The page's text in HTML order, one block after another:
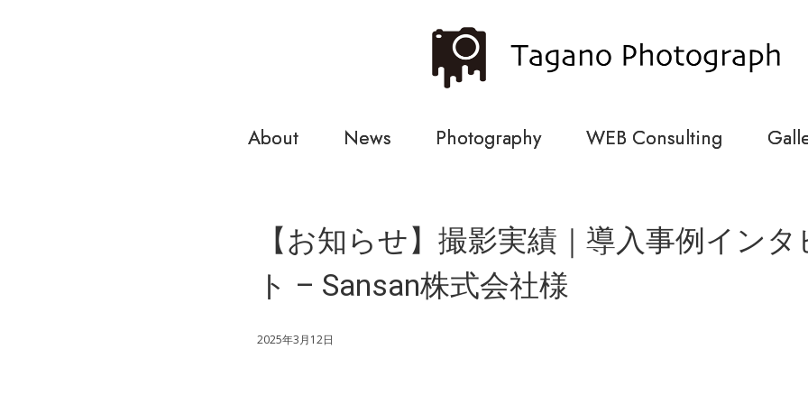
About News Photography WEB Consulting
【お知らせ】撮影実績｜導入事例イン
ト – Sansan株式会社様
2025年3月12日